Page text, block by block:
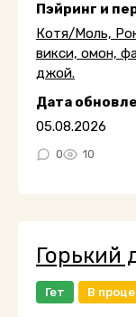
Пэйринг и
Котя/Моль,
викси, омон,
джой.
Дата
05.08.2026
0 10
Горький
Гет В